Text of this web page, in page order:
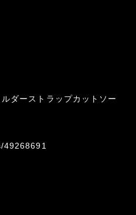
ダーストラップカットソー